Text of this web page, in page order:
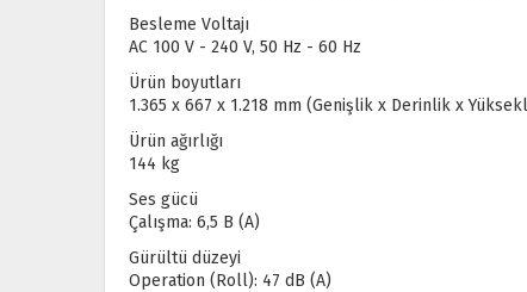
Besleme Voltajı
AC 100 V - 240 V, 50 Hz - 60 Hz
Ürün boyutları
1.365‎ x 667 x 1.218 mm (Genişlik x Derinlik x
Ürün ağırlığı
144 kg
Ses gücü
Çalışma: 6,5 B (A)
Gürültü düzeyi
Operation (Roll): 47 dB (A)